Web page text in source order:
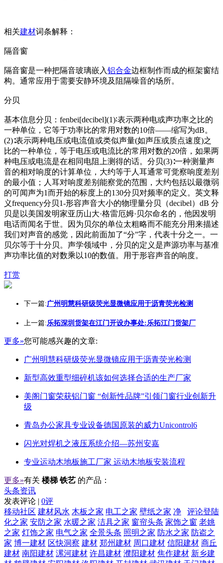
相关建材词条解释：
隔音窗
隔音窗是一种把隔音玻璃嵌入铝合金边框制作而成的框架窗结
构。通常应用于需要安静环境及阻隔噪音的场所。
分贝
基本信息分贝：fenbei[decibel](1)∶表示两种电或声功率之比的
一种单位，它等于功率比的常用对数的10倍——缩写为dB。
(2)∶表示两种电压或电流值或类似声量(如声压或质点速度)之
比的一种单位，等于电压或电流比的常用对数的20倍，如果两
种电压或电流是在相同电阻上测得的话。分贝(3)∶一种测量声
音的相对响度的计算单位，大约等于人耳通常可觉察响度差别
的最小值；人耳对响度差别能察觉的范围，大约包括以最微弱
的可闻声为1而开始的标度上的130分贝对频率的定义。英文释
义frequency分贝1-形容声音大小的物理量分贝（decibel）dB 分
贝是以美国发明家亚历山大·格雷厄姆·贝尔命名的，他因发明
电话而闻名于世。因为贝尔的单位太粗略而不能充分用来描述
我们对声音的感觉，因此前面加了“分”字，代表十分之一。一
贝尔等于十分贝。声学领域中，分贝的定义是声源功率与基准
声功率比值的对数乘以10的数值。用于形容声音的响度。
打赏
下一篇:广州明慧科研级荧光显微镜应用于沥青荧光检测
上一篇:乐拓深圳货架在江门开设办事处:乐拓江门货架厂
更多»您可能感兴趣的文章:
广州明慧科研级荧光显微镜应用于沥青荧光检测
新型高效重型细碎机该如何选择合适的生产厂家
美阁门窗荣获铝门窗 “创新性品牌”引领门窗行业创新升
级
青岛办公家具专业设备德国原装的威力Unicontrol6
闪光对焊机之液压系统介绍—苏州安嘉
专业运动木地板施工厂家 运动木地板安装流程
更多»有关 楼梯 铁艺 的产品：
头条资讯
发表评论 | 0评
评论登陆
移动社区 建材风水 木板之家 电工之家 壁纸之家 净
化之家 安防之家 水暖之家 洁具之家 窗帘头条 家饰之窗 老姚
之家 灯饰之家 电气之家 全景头条 照明之家 防水之家 防盗之
家 博一建材 区快洞察 建材 郑州建材 周口建材 信阳建材 商丘
建材 南阳建材 漯河建材 许昌建材 濮阳建材 焦作建材 新乡建